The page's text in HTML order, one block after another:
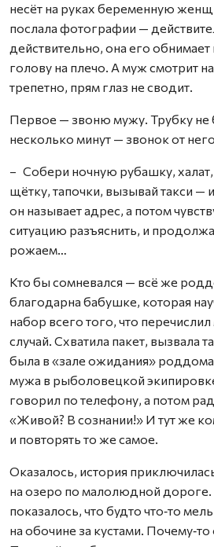
несёт на руках беременную
послала фотографии —
действительно, она его
голову на плечо. А муж смотрит
трепетно, прям глаз не сводит.
Первое — звоню мужу. Трубку не
несколько минут — звонок от
– Собери ночную рубашку,
щётку, тапочки, вызывай такси
он называет адрес, а потом
ситуацию разъяснить, и
рожаем…
Кто бы сомневался — всё же
благодарна бабушке, которая
набор всего того, что
случай. Схватила пакет, вызвала
была в «зале ожидания»
мужа в рыболовецкой
говорил по телефону, а потом
«Живой? В сознании!» И тут же
и повторять то же самое.
Оказалось, история
на озеро по малолюдной дороге.
показалось, что будто что‑то
на обочине за кустами. Почему‑то